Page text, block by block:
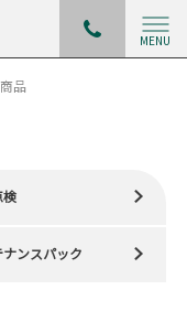
MENU
品
検
ナンスパック